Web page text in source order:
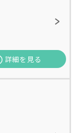
詳細を見る